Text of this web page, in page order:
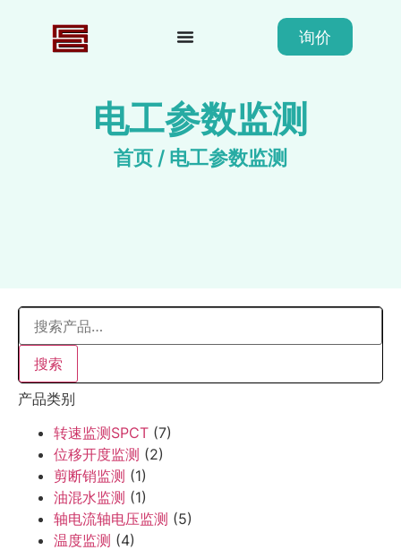
询价
电工参数监测
首页 / 电工参数监测
产品类别
转速监测SPCT (7)
位移开度监测 (2)
剪断销监测 (1)
油混水监测 (1)
轴电流轴电压监测 (5)
温度监测 (4)
搜索